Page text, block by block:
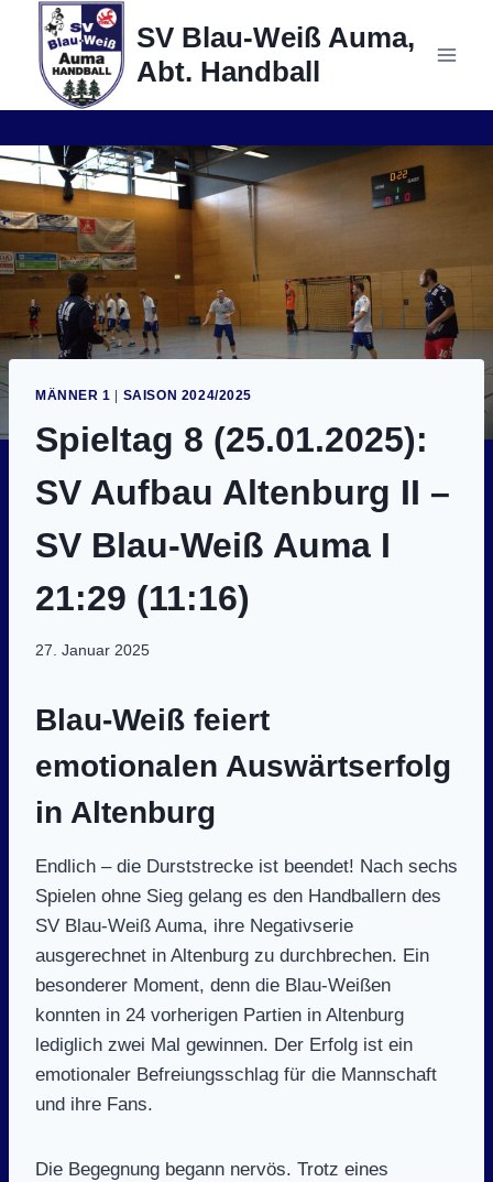
springen
SV Blau-Weiß Auma,
Abt. Handball
MÄNNER 1 | SAISON 2024/2025
Spieltag 8 (25.01.2025):
SV Aufbau Altenburg II –
SV Blau-Weiß Auma I
21:29 (11:16)
27. Januar 2025
Blau-Weiß feiert
emotionalen Auswärtserfolg
in Altenburg
Endlich – die Durststrecke ist beendet! Nach sechs
Spielen ohne Sieg gelang es den Handballern des
SV Blau-Weiß Auma, ihre Negativserie
ausgerechnet in Altenburg zu durchbrechen. Ein
besonderer Moment, denn die Blau-Weißen
konnten in 24 vorherigen Partien in Altenburg
lediglich zwei Mal gewinnen. Der Erfolg ist ein
emotionaler Befreiungsschlag für die Mannschaft
und ihre Fans.
Die Begegnung begann nervös. Trotz eines